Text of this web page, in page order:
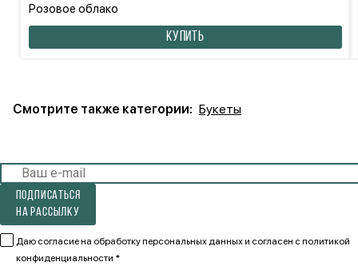
Розовое облако
КУПИТЬ
Смотрите также категории: Букеты
Подписаться
на рассылку
Даю согласие на обработку персональных данных и согласен с политикой
конфиденциальности *